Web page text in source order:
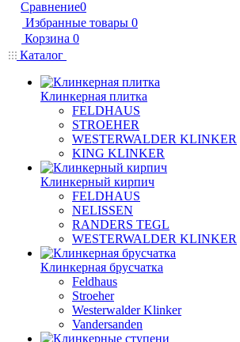
Сравнение0
Избранные товары 0
Корзина 0
Каталог
Клинкерная плитка
FELDHAUS
STROEHER
WESTERWALDER KLINKER
KING KLINKER
Клинкерный кирпич
FELDHAUS
NELISSEN
RANDERS TEGL
WESTERWALDER KLINKER
Клинкерная брусчатка
Feldhaus
Stroeher
Westerwalder Klinker
Vandersanden